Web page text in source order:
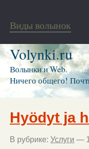
Виды волынок
Volynki.ru
Волынки и Web.
Ничего общего!
Hyödyt ja
В рубрике: Услуги —